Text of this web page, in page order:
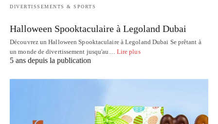
DIVERTISSEMENTS & SPORTS
Halloween Spooktaculaire à Legoland Dubai
Découvrez un Halloween Spooktaculaire à Legoland Dubai Se prêtant à
un monde de divertissement jusqu'au… Lire plus
5 ans depuis la publication